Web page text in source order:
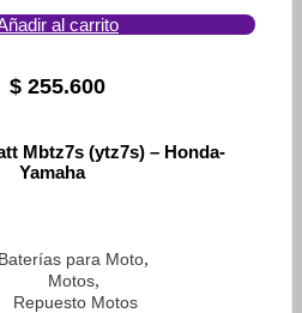
al carrito
$ 255.600
Mbtz7s (ytz7s) – Honda-
Yamaha
Baterías para Moto,
Motos,
Repuesto Motos